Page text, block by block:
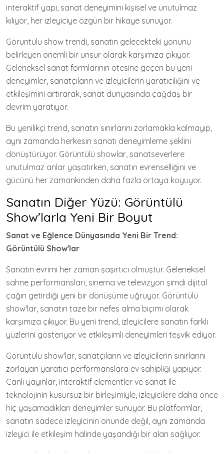
interaktif yapı, sanat deneyimini kişisel ve unutulmaz
kılıyor, her izleyiciye özgün bir hikaye sunuyor.
Görüntülü show trendi, sanatın gelecekteki yönünü
belirleyen önemli bir unsur olarak karşımıza çıkıyor.
Geleneksel sanat formlarının ötesine geçen bu yeni
deneyimler, sanatçıların ve izleyicilerin yaratıcılığını ve
etkileşimini artırarak, sanat dünyasında çağdaş bir
devrim yaratıyor.
Bu yenilikçi trend, sanatın sınırlarını zorlamakla kalmayıp,
aynı zamanda herkesin sanatı deneyimleme şeklini
dönüştürüyor. Görüntülü showlar, sanatseverlere
unutulmaz anlar yaşatırken, sanatın evrenselliğini ve
gücünü her zamankinden daha fazla ortaya koyuyor.
Sanatın Diğer Yüzü: Görüntülü
Show’larla Yeni Bir Boyut
Sanat ve Eğlence Dünyasında Yeni Bir Trend:
Görüntülü Show'lar
Sanatın evrimi her zaman şaşırtıcı olmuştur. Geleneksel
sahne performansları, sinema ve televizyon şimdi dijital
çağın getirdiği yeni bir dönüşüme uğruyor. Görüntülü
show'lar, sanatın taze bir nefes alma biçimi olarak
karşımıza çıkıyor. Bu yeni trend, izleyicilere sanatın farklı
yüzlerini gösteriyor ve etkileşimli deneyimleri teşvik ediyor.
Görüntülü show'lar, sanatçıların ve izleyicilerin sınırlarını
zorlayan yaratıcı performanslara ev sahipliği yapıyor.
Canlı yayınlar, interaktif elementler ve sanat ile
teknolojinin kusursuz bir birleşimiyle, izleyicilere daha önce
hiç yaşamadıkları deneyimler sunuyor. Bu platformlar,
sanatın sadece izleyicinin önünde değil, aynı zamanda
izleyici ile etkileşim halinde yaşandığı bir alan sağlıyor.